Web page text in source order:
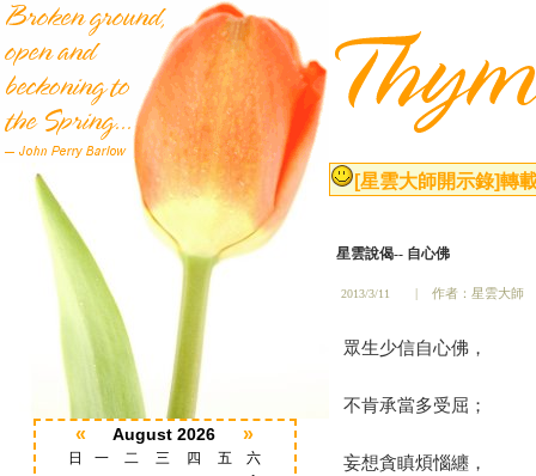
« August 2026 »
日 一 二 三 四 五 六
[星雲大師開示錄]轉
星雲說偈-- 自心佛
2013/3/11 作者：星雲大師
眾生少信自心佛，
不肯承當多受屈；
妄想貪瞋煩惱纏，